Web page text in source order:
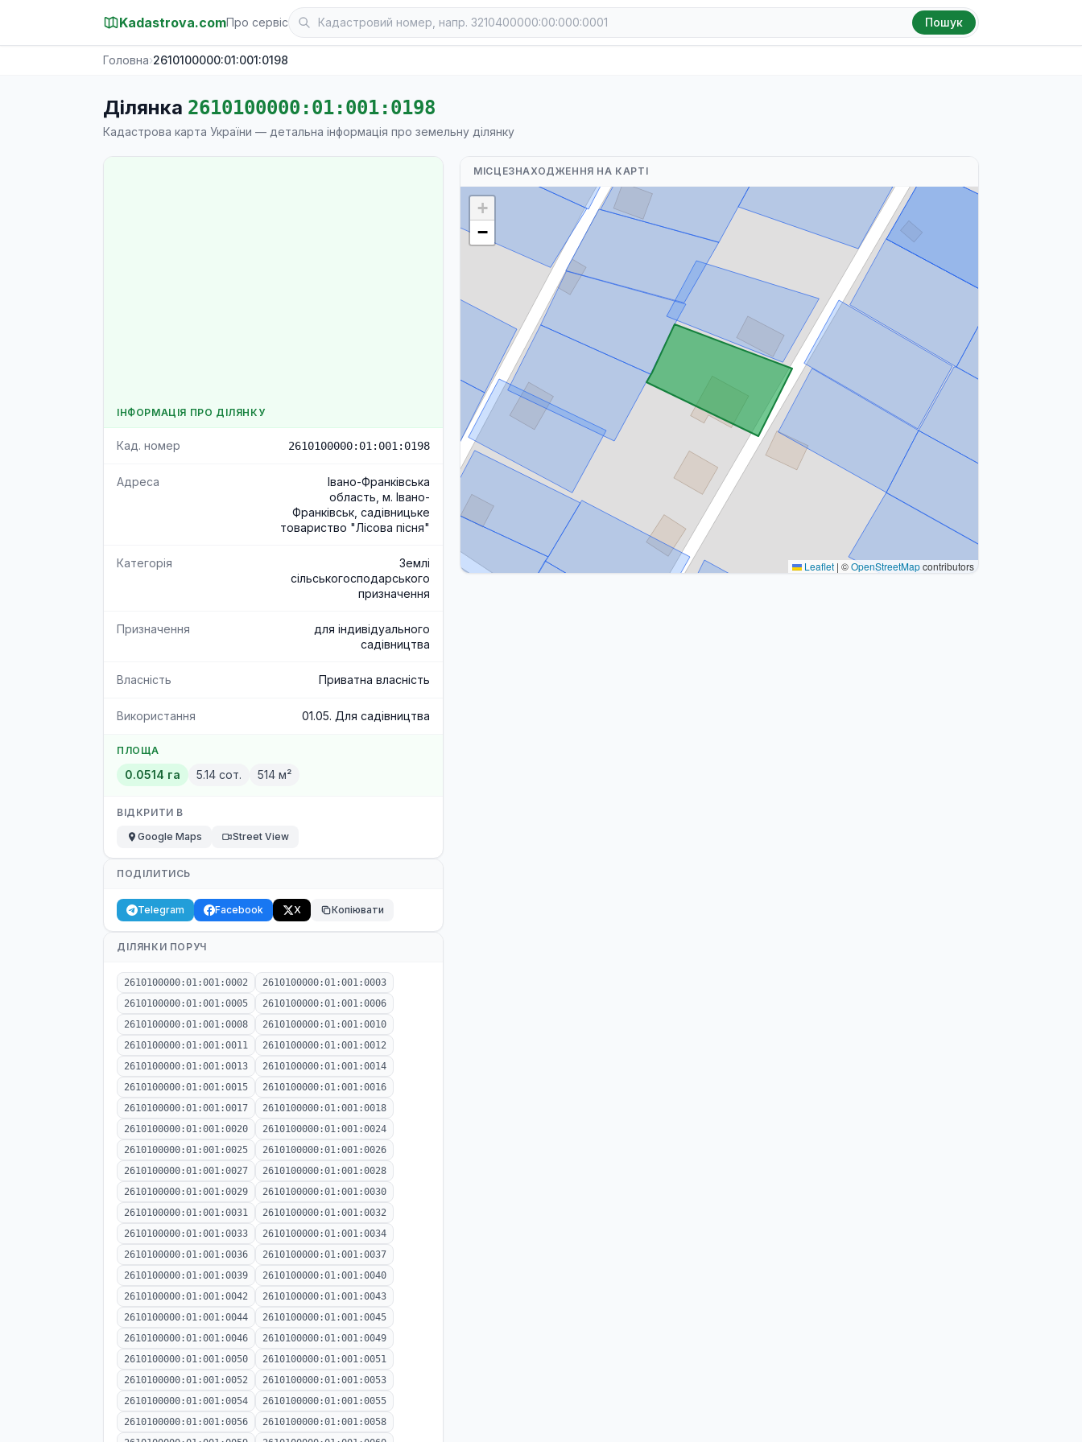
Kadastrova.comПро сервіс Пошук
Головна›2610100000:01:001:0198
Ділянка 2610100000:01:001:0198
Кадастрова карта України — детальна інформація про земельну ділянку
ІНФОРМАЦІЯ ПРО ДІЛЯНКУ
Кад. номер 2610100000:01:001:0198
Адреса
Івано-Франківська
область, м. Івано-
Франківськ, садівницьке
товариство "Лісова пісня"
Категорія
Землі
сільськогосподарського
призначення
Призначення
для індивідуального
садівництва
Власність Приватна власність
Використання 01.05. Для садівництва
ПЛОЩА
0.0514 га 5.14 сот. 514 м²
ВІДКРИТИ В
Google Maps
Street View
ПОДІЛИТИСЬ
Telegram Facebook X Копіювати
ДІЛЯНКИ ПОРУЧ
2610100000:01:001:0002
2610100000:01:001:0003
2610100000:01:001:0005
2610100000:01:001:0006
2610100000:01:001:0008
2610100000:01:001:0010
2610100000:01:001:0011
2610100000:01:001:0012
2610100000:01:001:0013
2610100000:01:001:0014
2610100000:01:001:0015
2610100000:01:001:0016
2610100000:01:001:0017
2610100000:01:001:0018
2610100000:01:001:0020
2610100000:01:001:0024
2610100000:01:001:0025
2610100000:01:001:0026
2610100000:01:001:0027
2610100000:01:001:0028
2610100000:01:001:0029
2610100000:01:001:0030
2610100000:01:001:0031
2610100000:01:001:0032
2610100000:01:001:0033
2610100000:01:001:0034
2610100000:01:001:0036
2610100000:01:001:0037
2610100000:01:001:0039
2610100000:01:001:0040
2610100000:01:001:0042
2610100000:01:001:0043
2610100000:01:001:0044
2610100000:01:001:0045
2610100000:01:001:0046
2610100000:01:001:0049
2610100000:01:001:0050
2610100000:01:001:0051
2610100000:01:001:0052
2610100000:01:001:0053
2610100000:01:001:0054
2610100000:01:001:0055
2610100000:01:001:0056
2610100000:01:001:0058
МІСЦЕЗНАХОДЖЕННЯ НА КАРТІ
+
−
Leaflet | ©OpenStreetMapcontributors